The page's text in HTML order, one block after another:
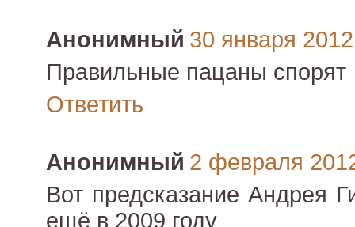
Анонимный 30 января
Правильные пацаны спорят
Ответить
Анонимный 2 февраля
Вот предсказание Андрея
ещё в 2009 году